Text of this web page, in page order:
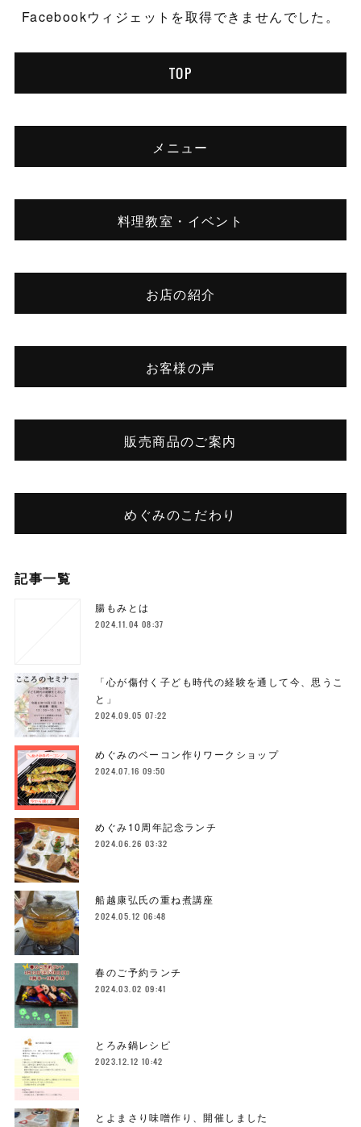
Facebookウィジェットを取得できませんでした。
TOP
メニュー
料理教室・イベント
お店の紹介
お客様の声
販売商品のご案内
めぐみのこだわり
記事一覧
腸もみとは
2024.11.04 08:37
「心が傷付く子ども時代の経験を通して今、思うこ
と」
2024.09.05 07:22
めぐみのベーコン作りワークショップ
2024.07.16 09:50
めぐみ10周年記念ランチ
2024.06.26 03:32
船越康弘氏の重ね煮講座
2024.05.12 06:48
春のご予約ランチ
2024.03.02 09:41
とろみ鍋レシピ
2023.12.12 10:42
とよまさり味噌作り、開催しました